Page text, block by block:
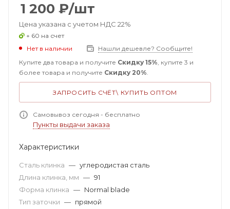
1 200 ₽/шт
Цена указана с учетом НДС 22%
+ 60 на счет
Нет в наличии
Нашли дешевле? Сообщите!
Купите два товара и получите Скидку 15%, купите 3 и
более товара и получите Скидку 20%.
ЗАПРОСИТЬ СЧЁТ\ КУПИТЬ ОПТОМ
Самовывоз сегодня - бесплатно
Пункты выдачи заказа
Характеристики
Сталь клинка — углеродистая сталь
Длина клинка, мм — 91
Форма клинка — Normal blade
Тип заточки — прямой